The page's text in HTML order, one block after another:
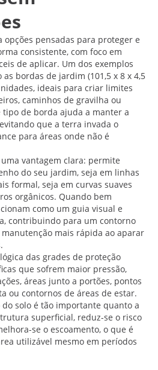
opções pensadas para proteger e
consistente, com foco em
de aplicar. Um dos exemplos
bordas de jardim (101,5 x 8 x 4,5
ideais para criar limites
caminhos de gravilha ou
tipo de borda ajuda a manter a
que a terra invada o
para áreas onde não é
vantagem clara: permite
do seu jardim, seja em linhas
formal, seja em curvas suaves
orgânicos. Quando bem
como um guia visual e
contribuindo para um contorno
mais rápida ao aparar
das grades de proteção
que sofrem maior pressão,
áreas junto a portões, pontos
ou contornos de áreas de estar.
do solo é tão importante quanto a
superficial, reduz-se o risco
se o escoamento, o que é
utilizável mesmo em períodos